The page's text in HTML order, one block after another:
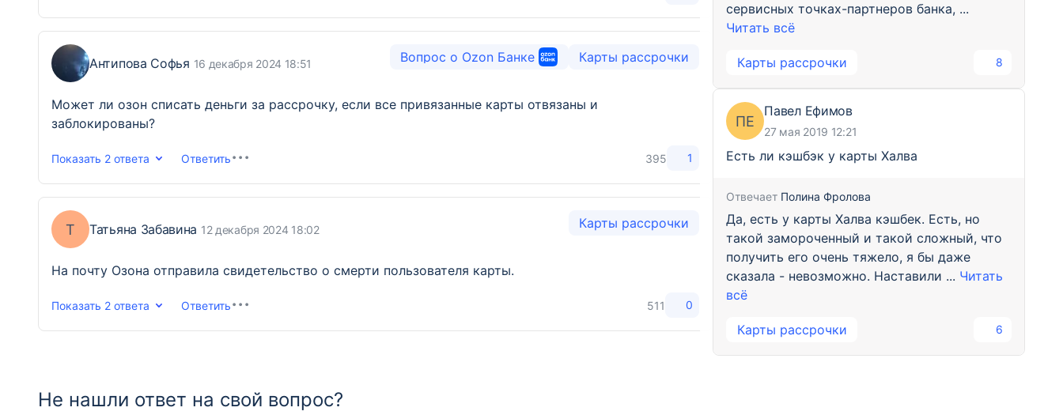
Антипова Софья 16 декабря 2024 18:51 Вопрос о Ozon Банке Карты рассрочки
Может ли озон списать деньги за рассрочку, если все привязанные карты отвязаны и
заблокированы?
Показать 2 ответа Ответить 395 1
Т Татьяна Забавина 12 декабря 2024 18:02 Карты рассрочки
На почту Озона отправила свидетельство о смерти пользователя карты.
Показать 2 ответа Ответить 511 0
сервисных точках-партнеров банка, ...
Читать всё
Карты рассрочки 8
ПЕ
Павел Ефимов
27 мая 2019 12:21
Есть ли кэшбэк у карты Халва
Отвечает Полина Фролова
Да, есть у карты Халва кэшбек. Есть, но
такой замороченный и такой сложный, что
получить его очень тяжело, я бы даже
сказала - невозможно. Наставили ... Читать
всё
Карты рассрочки 6
Не нашли ответ на свой вопрос?